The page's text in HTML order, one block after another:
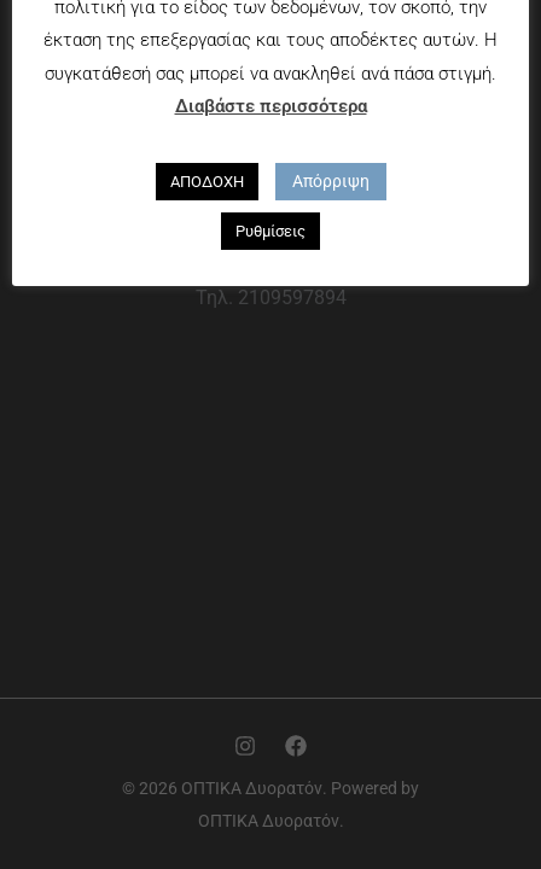
Πληροφορίες
Τρόποι πληρωμής
Τρόποι αποστολής
Που θα μας βρείτε
Χαροκόπου 13-15, Αθήνα 176 72
Τηλ. 2109597894
© 2026 ΟΠΤΙΚΑ Δυορατόν. Powered by
ΟΠΤΙΚΑ Δυορατόν.
πολιτική για το είδος των δεδομένων, τον σκοπό, την
έκταση της επεξεργασίας και τους αποδέκτες αυτών. Η
συγκατάθεσή σας μπορεί να ανακληθεί ανά πάσα στιγμή.
Διαβάστε περισσότερα
ΑΠΟΔΟΧΗ Απόρριψη
Ρυθμίσεις